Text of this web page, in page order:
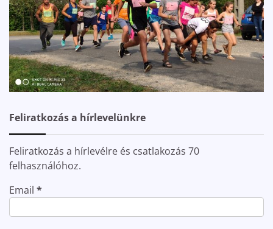
Feliratkozás a hírlevelünkre
Feliratkozás a hírlevélre és csatlakozás 70
felhasználóhoz.
Email *